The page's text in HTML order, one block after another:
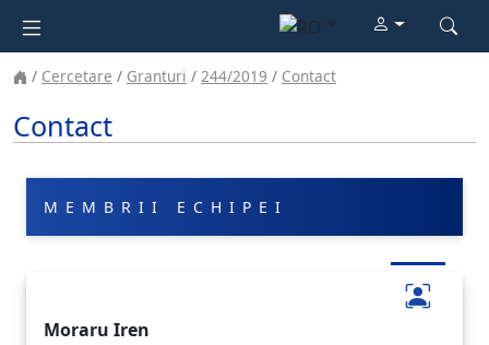
Cercetare Granturi 244/2019 Contact
Contact
MEMBRII ECHIPEI
Moraru Iren